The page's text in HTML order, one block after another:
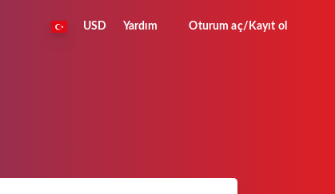
USD Yardım Oturum aç/Kayıt ol